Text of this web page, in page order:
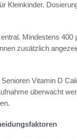
Kleinkinder.
Mindestens 400
zusätzlich
Vitamin D
überwacht